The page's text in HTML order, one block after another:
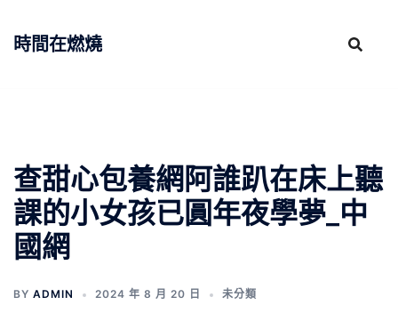
時間在燃燒
查甜心包養網阿誰趴在床上聽
課的小女孩已圓年夜學夢_中
國網
BY ADMIN 2024 年 8 月 20 日 未分類